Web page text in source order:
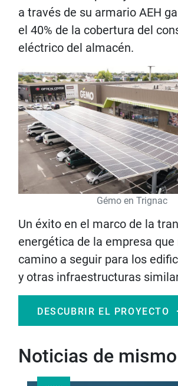
a través de su armario AEH
el 40% de la cobertura del
eléctrico del almacén.
Gémo en Trignac
Un éxito en el marco de la
energética de la empresa
camino a seguir para los
y otras infraestructuras
DESCUBRIR EL PROYECTO
Noticias de